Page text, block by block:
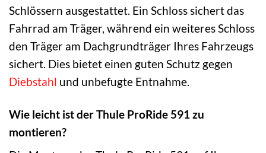
Schlössern ausgestattet. Ein Schloss sichert das
Fahrrad am Träger, während ein weiteres Schloss
den Träger am Dachgrundträger Ihres Fahrzeugs
sichert. Dies bietet einen guten Schutz gegen
Diebstahl und unbefugte Entnahme.
Wie leicht ist der Thule ProRide 591 zu
montieren?